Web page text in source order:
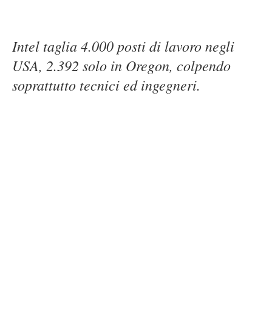
Intel taglia 4.000 posti di lavoro negli
USA, 2.392 solo in Oregon, colpendo
soprattutto tecnici ed ingegneri.